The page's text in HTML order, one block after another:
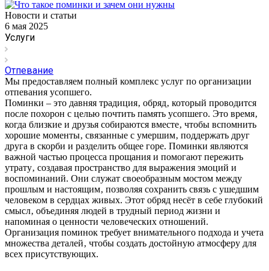
Новости и статьи
6 мая 2025
Услуги
Отпевание
Мы предоставляем полный комплекс услуг по организации
отпевания усопшего.
Поминки – это давняя традиция‚ обряд‚ который проводится
после похорон с целью почтить память усопшего. Это время‚
когда близкие и друзья собираются вместе‚ чтобы вспомнить
хорошие моменты‚ связанные с умершим‚ поддержать друг
друга в скорби и разделить общее горе. Поминки являются
важной частью процесса прощания и помогают пережить
утрату‚ создавая пространство для выражения эмоций и
воспоминаний. Они служат своеобразным мостом между
прошлым и настоящим‚ позволяя сохранить связь с ушедшим
человеком в сердцах живых. Этот обряд несёт в себе глубокий
смысл‚ объединяя людей в трудный период жизни и
напоминая о ценности человеческих отношений.
Организация поминок требует внимательного подхода и учета
множества деталей‚ чтобы создать достойную атмосферу для
всех присутствующих.